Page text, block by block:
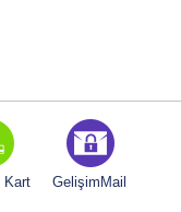
Kart GelişimMail